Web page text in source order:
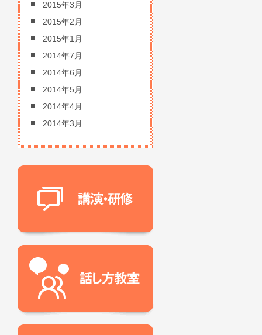
2015年3月
2015年2月
2015年1月
2014年7月
2014年6月
2014年5月
2014年4月
2014年3月